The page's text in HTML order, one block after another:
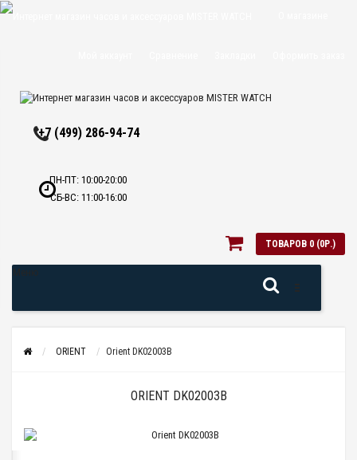
+7 (499) 286-94-74
ПН-ПТ: 10:00-20:00
СБ-ВС: 11:00-16:00
ТОВАРОВ 0 (0Р.)
ORIENT Orient DK02003B
ORIENT DK02003B